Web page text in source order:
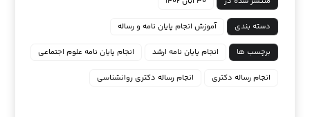
دسته بندی آموزش انجام پایان نامه و رساله
برچسب ها انجام پایان نامه ارشد انجام پایان نامه علوم اجتماعی
انجام رساله دکتری انجام رساله دکتری روانشناسی